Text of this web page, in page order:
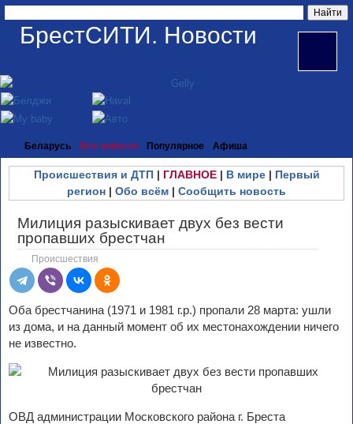
БрестСИТИ. Новости
Беларусь Все новости Популярное Афиша
Происшествия и ДТП| ГЛАВНОЕ| В мире| Первый
регион | Обо всём | Сообщить новость
Милиция разыскивает двух без вести
пропавших брестчан
Происшествия
Оба брестчанина (1971 и 1981 г.р.) пропали 28 марта: ушли
из дома, и на данный момент об их местонахождении ничего
не известно.
ОВД администрации Московского района г. Бреста